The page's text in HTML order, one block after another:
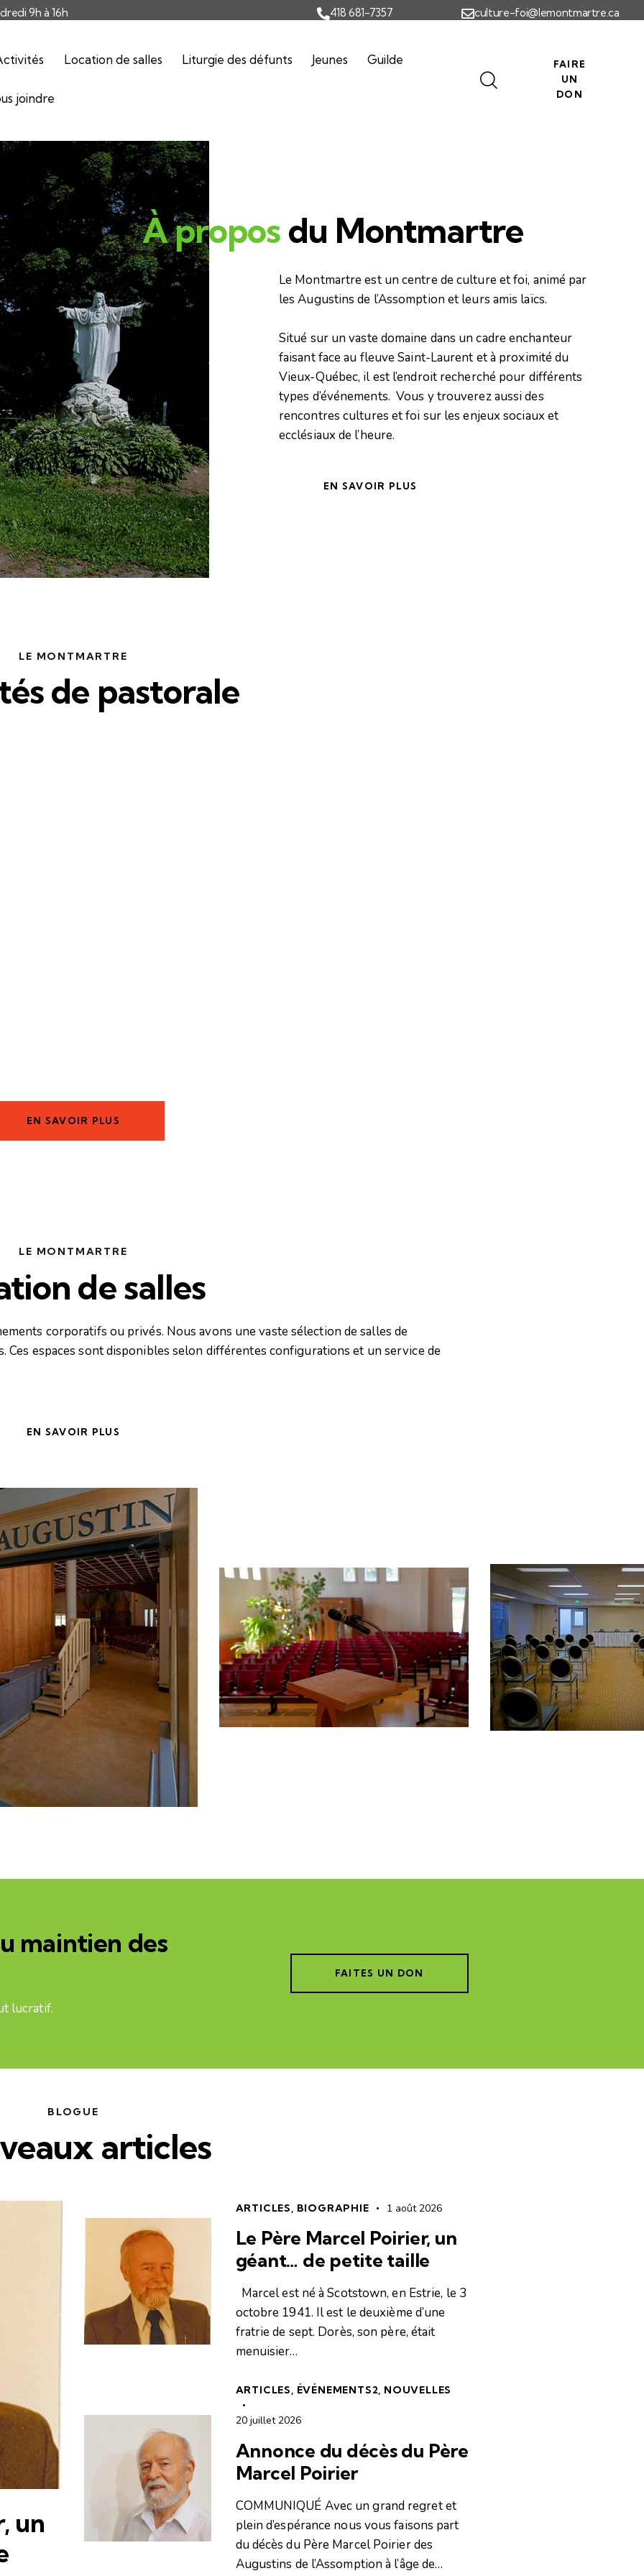
9h à 16h 418 681-7357 culture-foi@lemontmartre.ca
Location de salles Liturgie des défunts Jeunes Guilde
joindre
FAIRE
UN
DON
À propos du Montmartre
Le Montmartre est un centre de culture et foi, animé par
les Augustins de l’Assomption et leurs amis laïcs.
Situé sur un vaste domaine dans un cadre enchanteur
faisant face au fleuve Saint-Laurent et à proximité du
Vieux-Québec, il est l’endroit recherché pour différents
types d’événements. Vous y trouverez aussi des
rencontres cultures et foi sur les enjeux sociaux et
ecclésiaux de l’heure.
EN SAVOIR PLUS
LE MONTMARTRE
de pastorale
EN SAVOIR PLUS
LE MONTMARTRE
de salles
corporatifs ou privés. Nous avons une vaste sélection de salles de
espaces sont disponibles selon différentes configurations et un service de
EN SAVOIR PLUS
maintien des
lucratif.
FAITES UN DON
BLOGUE
articles
un
ARTICLES, BIOGRAPHIE 1 août 2026
Le Père Marcel Poirier, un
géant… de petite taille
Marcel est né à Scotstown, en Estrie, le 3
octobre 1941. Il est le deuxième d’une
fratrie de sept. Dorès, son père, était
menuisier…
ARTICLES, ÉVÉNEMENTS2, NOUVELLES
20 juillet 2026
Annonce du décès du Père
Marcel Poirier
COMMUNIQUÉ Avec un grand regret et
plein d’espérance nous vous faisons part
du décès du Père Marcel Poirier des
Augustins de l’Assomption à l’âge de…